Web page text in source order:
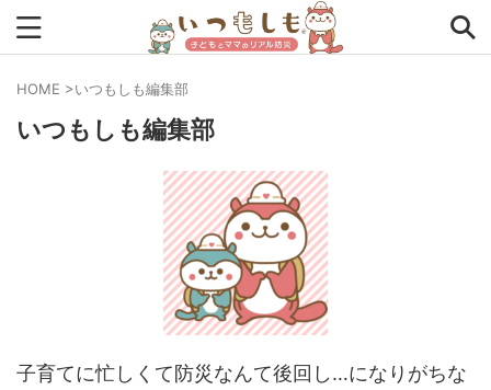
タグから探す
1次の備え 2次の備え
アルファ米 インタビュー
ツール ママ防災士リサのいつもしも
ローリングストック 主食 事前対策
停電 収納
HOME >いつもしも編集部
いつもしも編集部
子育てに忙しくて防災なんて後回し…になりがちな